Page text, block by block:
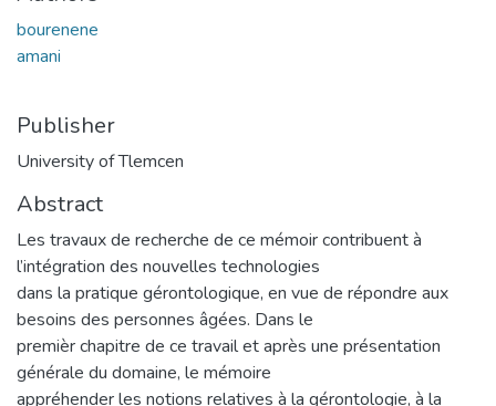
bourenene
amani
Publisher
University of Tlemcen
Abstract
Les travaux de recherche de ce mémoir contribuent à
l’intégration des nouvelles technologies
dans la pratique gérontologique, en vue de répondre aux
besoins des personnes âgées. Dans le
premièr chapitre de ce travail et après une présentation
générale du domaine, le mémoire
appréhender les notions relatives à la gérontologie, à la